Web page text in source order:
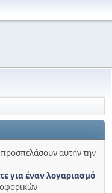
αυτήν την
για έναν λογαριασμό